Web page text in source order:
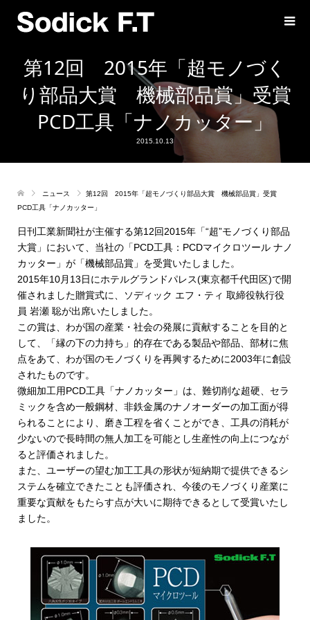
第12回 2015年「超モノづく
り部品大賞 機械部品賞」受賞
PCD工具「ナノカッター」
2015.10.13
ニュース
第12回 2015年「超モノづくり部品大賞 機械部品賞」受賞
PCD工具「ナノカッター」
日刊工業新聞社が主催する第12回2015年「“超”モノづくり部品
大賞」において、当社の「PCD工具：PCDマイクロツール ナノ
カッター」が「機械部品賞」を受賞いたしました。
2015年10月13日にホテルグランドパレス(東京都千代田区)で開
催されました贈賞式に、ソディック エフ・ティ 取締役執行役
員 岩瀬 聡が出席いたしました。
この賞は、わが国の産業・社会の発展に貢献することを目的と
して、「縁の下の力持ち」的存在である製品や部品、部材に焦
点をあて、わが国のモノづくりを再興するために2003年に創設
されたものです。
微細加工用PCD工具「ナノカッター」は、難切削な超硬、セラ
ミックを含め一般鋼材、非鉄金属のナノオーダーの加工面が得
られることにより、磨き工程を省くことができ、工具の消耗が
少ないので長時間の無人加工を可能とし生産性の向上につなが
ると評価されました。
また、ユーザーの望む加工工具の形状が短納期で提供できるシ
ステムを確立できたことも評価され、今後のモノづくり産業に
重要な貢献をもたらす点が大いに期待できるとして受賞いたし
ました。